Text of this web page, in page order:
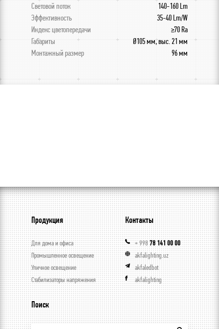
Световой поток
140-160 Lm
Эффективность
35-40 Lm/W
Индекс цветопередачи
≥70 Ra
Габариты
Ø105 мм, выс. 21 мм
Монтажный размер
96 мм
Продукция
Для дома и офиса
Промышленное освещение
Уличное освещение
Стабилизаторы напряжения
Контакты
+ 99878 141 00 00
akfalighting.uz
akfaledbot
akfalighting
Поиск